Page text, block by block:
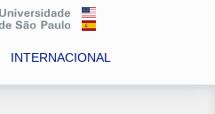
INTERNACIONAL